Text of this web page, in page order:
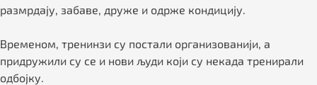
размрдају, забаве, друже и одрже кондицију.
Временом, тренинзи су постали организованији, а
придружили су се и нови људи који су некада тренирали
одбојку.